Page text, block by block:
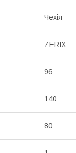
Чехія
ZERIX
96
140
80